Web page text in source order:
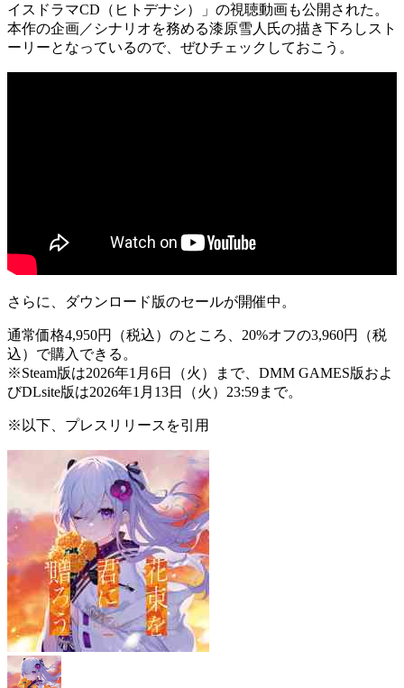
イスドラマCD（ヒトデナシ）
」の視聴動画も公開された。
本作の企画／シナリオを務める漆原雪人氏の描き下ろしスト
ーリーとなっているので、ぜひチェックしておこう。
さらに、ダウンロード版のセールが開催中。
通常価格4,950円（税込）のところ、20%オフの3,960円（税
込） で購入できる。
※Steam版は2026年1月6日（火）まで、DMM GAMES版およ
びDLsite版は2026年1月13日（火）23:59まで。
※以下、プレスリリースを引用